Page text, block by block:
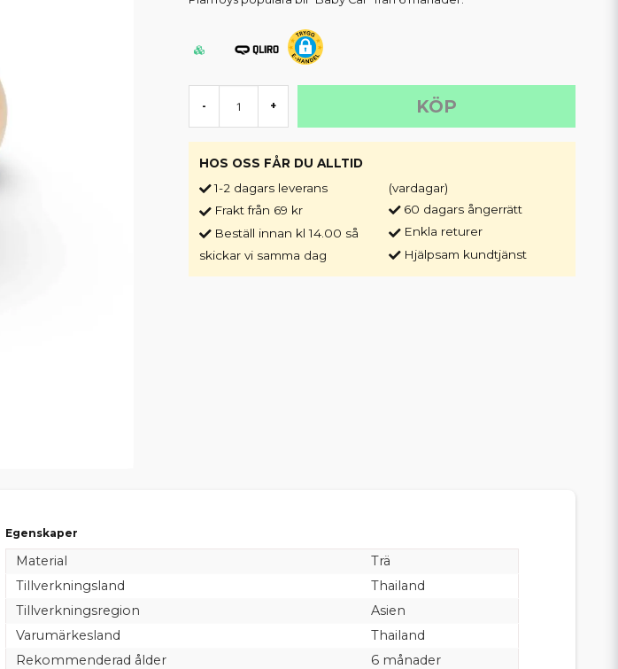
- + KÖP
HOS OSS FÅR DU ALLTID
1-2 dagars leverans
Frakt från 69 kr
Beställ innan kl 14.00 så
skickar vi samma dag
(vardagar)
60 dagars ångerrätt
Enkla returer
Hjälpsam kundtjänst
Egenskaper
Material
Trä
Tillverkningsland
Thailand
Tillverkningsregion
Asien
Varumärkesland
Thailand
Rekommenderad ålder
6 månader